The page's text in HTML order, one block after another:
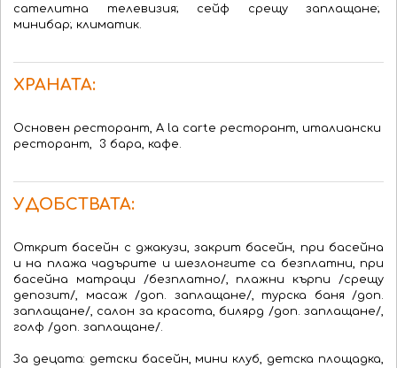
сателитна телевизия; сейф срещу заплащане;
минибар; климатик.
ХРАНАТА:
Основен ресторант, A la carte ресторант, италиански
ресторант, 3 бара, кафе.
УДОБСТВАТА:
Открит басейн с джакузи, закрит басейн, при басейна
и на плажа чадърите и шезлонгите са безплатни, при
басейна матраци /безплатно/, плажни кърпи /срещу
депозит/, масаж /доп. заплащане/, турска баня /доп.
заплащане/, салон за красота, билярд /доп. заплащане/,
голф /доп. заплащане/.
За децата: детски басейн, мини клуб, детска площадка,